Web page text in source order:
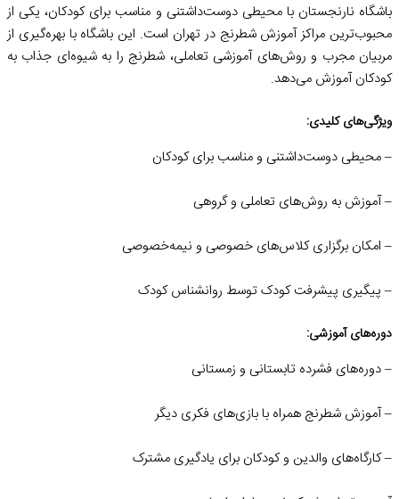
باشگاه نارنجستان با محیطی دوست‌داشتنی و مناسب برای کودکان، یکی از
محبوب‌ترین مراکز آموزش شطرنج در تهران است. این باشگاه با بهره‌گیری از
مربیان مجرب و روش‌های آموزشی تعاملی، شطرنج را به شیوه‌ای جذاب به
کودکان آموزش می‌دهد.
ویژگی‌های کلیدی:
– محیطی دوست‌داشتنی و مناسب برای کودکان
– آموزش به روش‌های تعاملی و گروهی
– امکان برگزاری کلاس‌های خصوصی و نیمه‌خصوصی
– پیگیری پیشرفت کودک توسط روانشناس کودک
دوره‌های آموزشی:
– دوره‌های فشرده تابستانی و زمستانی
– آموزش شطرنج همراه با بازی‌های فکری دیگر
– کارگاه‌های والدین و کودکان برای یادگیری مشترک